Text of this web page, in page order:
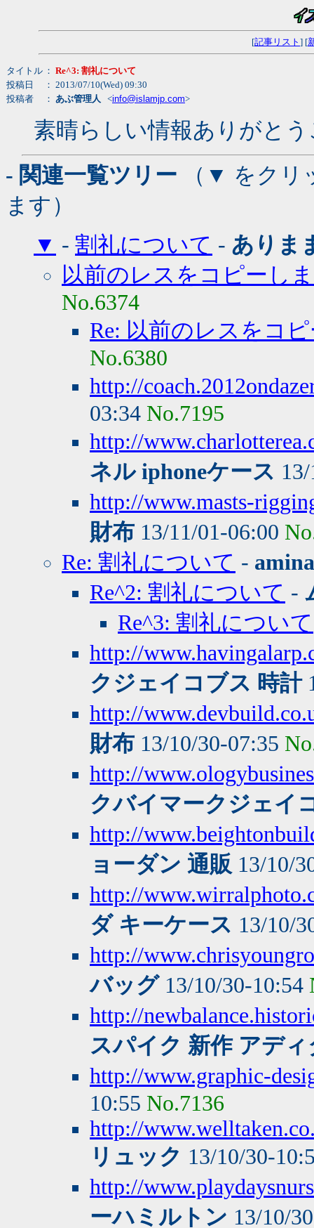
[記事リスト ] [
タイトル ： Re^3: 割礼について
投稿日
： 2013/07/10(Wed) 09:30
投稿者
： あぶ管理人 <info@islamjp.com>
素晴らしい情報ありがと
- 関連一覧ツリー （▼ をクリ
ます）
▼ - 割礼について - ありま
以前のレスをコピーし
No.6374
Re: 以前のレスをコ
No.6380
http://
03:34 No.7195
http://
ネル iphoneケース
http://www.masts-
財布 13/11/01-06:00
Re: 割礼について -
Re^2: 割礼について -
Re^3: 割礼について
http://
クジェイコブス 時計
http://
財布 13/10/30-07:35
http://
クバイマークジェイ
http://
ョーダン 通販 13/10/
http://
ダ キーケース 13/10/
http://
バッグ13/10/30-10:54
http://
スパイク 新作 アディ
http://www.graphic-
10:55 No.7136
http://
リュック 13/10/30-
http://
ーハミルトン 13/10/